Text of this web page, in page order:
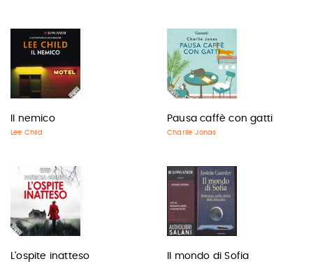
Il nemico
Lee Child
Pausa caffè con gatti
Charlie Jonas
L'ospite inatteso Il mondo di Sofia